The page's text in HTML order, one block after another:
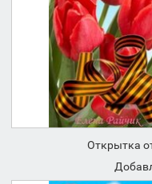
Открытка